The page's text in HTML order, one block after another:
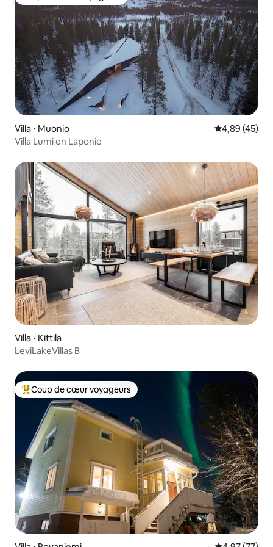
Villa ⋅ Muonio Évaluation
4,89 (45)
Villa Lumi en Laponie
Villa ⋅ Kittilä
LeviLakeVillas B
Coups de cœur voyageurs les plus appréciés
Coup de cœur voyageurs